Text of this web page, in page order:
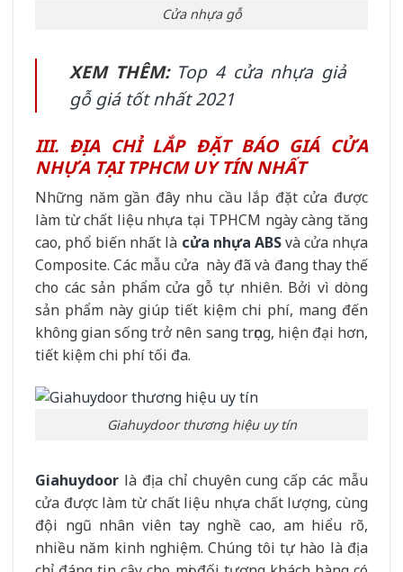
Cửa nhựa gỗ
XEM THÊM: Top 4 cửa nhựa giả
gỗ giá tốt nhất 2021
III. ĐỊA CHỈ LẮP ĐẶT BÁO GIÁ CỬA
NHỰA TẠI TPHCM UY TÍN NHẤT
Những năm gần đây nhu cầu lắp đặt cửa được
làm từ chất liệu nhựa tại TPHCM ngày càng tăng
cao, phổ biến nhất là cửa nhựa ABSvà cửa nhựa
Composite. Các mẫu cửa này đã và đang thay thế
cho các sản phẩm cửa gỗ tự nhiên. Bởi vì dòng
sản phẩm này giúp tiết kiệm chi phí, mang đến
không gian sống trở nên sang trọng, hiện đại hơn,
tiết kiệm chi phí tối đa.
Giahuydoor thương hiệu uy tín
Giahuydoor là địa chỉ chuyên cung cấp các mẫu
cửa được làm từ chất liệu nhựa chất lượng, cùng
đội ngũ nhân viên tay nghề cao, am hiểu rõ,
nhiều năm kinh nghiệm. Chúng tôi tự hào là địa